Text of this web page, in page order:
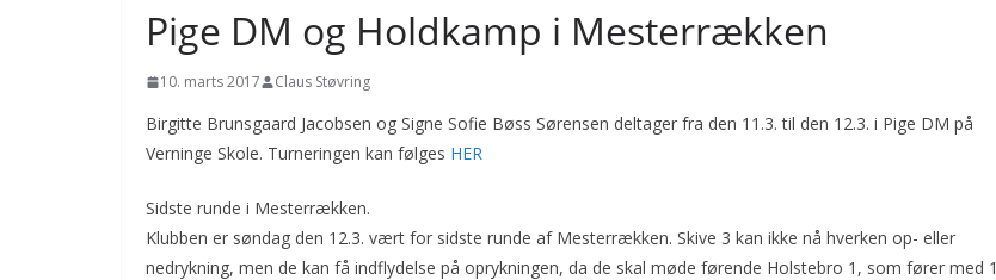
Pige DM og Holdkamp i Mesterrækken
10. marts 2017 Claus Støvring
Birgitte Brunsgaard Jacobsen og Signe Sofie Bøss Sørensen deltager fra den 11.3. til den 12.3. i Pige DM på
Verninge Skole. Turneringen kan følges HER
Sidste runde i Mesterrækken.
Klubben er søndag den 12.3. vært for sidste runde af Mesterrækken. Skive 3 kan ikke nå hverken op- eller
nedrykning, men de kan få indflydelse på oprykningen, da de skal møde førende Holstebro 1, som fører med 1